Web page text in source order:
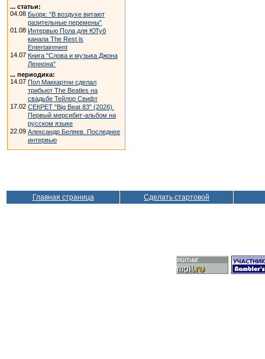
... статьи:
04.08 Бьорк: “В воздухе витают
разительные перемены”
01.08 Интервью Пола для ЮТуб
канала The Rest is
Entertainment
14.07 Книга "Слова и музыка Джона
Леннона"
... периодика:
14.07 Пол Маккартни сделал
трибьют The Beatles на
свадьбе Тейлор Свифт
17.02 СЕКРЕТ "Big Beat 83" (2026).
Первый мерсибит-альбом на
русском языке
22.09 Александр Беляев. Последнее
интервью
Главная страница Сделать стартовой